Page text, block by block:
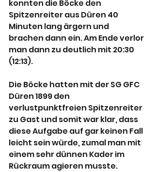
konnten die Böcke den
Spitzenreiter aus Düren 40
Minuten lang ärgern und
brachen dann ein. Am Ende verlor
man dann zu deutlich mit 20:30
(12:13).
Die Böcke hatten mit der SG GFC
Düren 1899 den
verlustpunktfreien Spitzenreiter
zu Gast und somit war klar, dass
diese Aufgabe auf gar keinen Fall
leicht sein würde, zumal man mit
einem sehr dünnen Kader im
Rückraum agieren musste.